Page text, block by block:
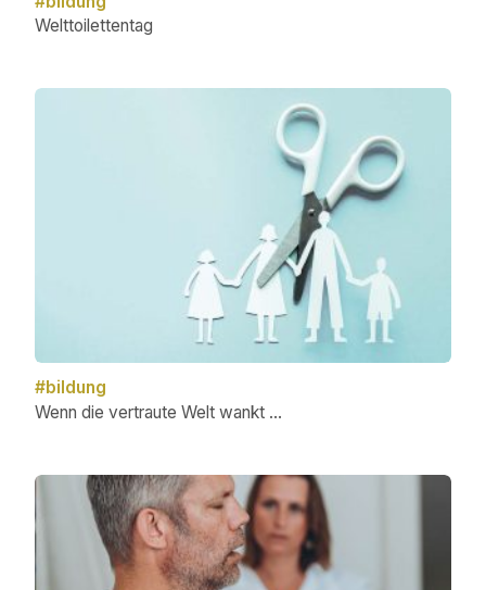
Welttoilettentag
#bildung
Wenn die vertraute Welt wankt …